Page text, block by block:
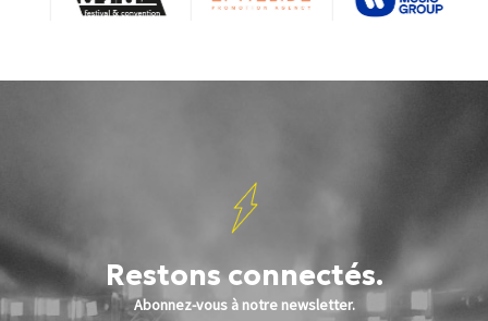
Restons connectés.
Abonnez-vous à notre newsletter.